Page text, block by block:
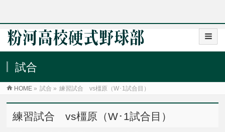
試合
HOME » 試合 » 練習試合 vs橿原（W･1試合目）
練習試合 vs橿原（W･1試合目）